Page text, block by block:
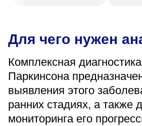
Суббота 08:00–16:00
Регистратура
+7 (4742) 55-55-43
Санаторий-
«Парус»
Для чего нужен
Комплексная
Паркинсона
выявления этого
ранних стадиях, а также
мониторинга его